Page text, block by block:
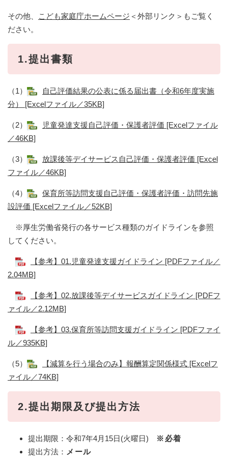
その他、 こども家庭庁ホームページ ＜外部リンク＞ もご覧く
ださい。
1.提出書類
（1）
自己評価結果の公表に係る届出書（令和6年度実施
分） [Excelファイル／35KB]
（2）
児童発達支援自己評価・保護者評価 [Excelファイル
／46KB]
（3）
放課後等デイサービス自己評価・保護者評価 [Excel
ファイル／46KB]
（4）
保育所等訪問支援自己評価・保護者評価・訪問先施
設評価 [Excelファイル／52KB]
※厚生労働省発行の各サービス種類のガイドラインを参照
してください。
【参考】01.児童発達支援ガイドライン [PDFファイル／
2.04MB]
【参考】02.放課後等デイサービスガイドライン [PDFフ
ァイル／2.12MB]
【参考】03.保育所等訪問支援ガイドライン [PDFファイ
ル／935KB]
（5）
【減算を行う場合のみ】報酬算定関係様式 [Excelフ
ァイル／74KB]
2.提出期限及び提出方法
提出期限：令和7年4月15日(火曜日)
※必着
提出方法： メール